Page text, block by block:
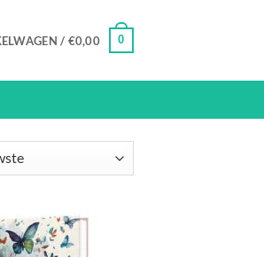
/ €0,00 0